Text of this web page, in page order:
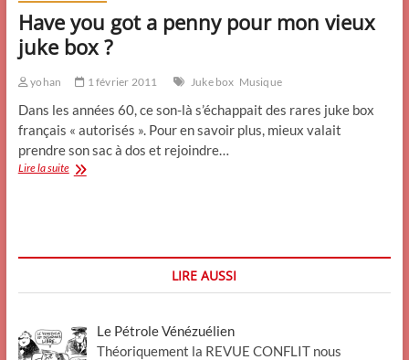
Have you got a penny pour mon vieux
juke box ?
yohan 1 février 2011 Juke box Musique
Dans les années 60, ce son-là s’échappait des rares juke box
français « autorisés ». Pour en savoir plus, mieux valait
prendre son sac à dos et rejoindre…
Lire la suiteHave
?
LIRE AUSSI
Le Pétrole Vénézuélien
Théoriquement la REVUE CONFLIT nous